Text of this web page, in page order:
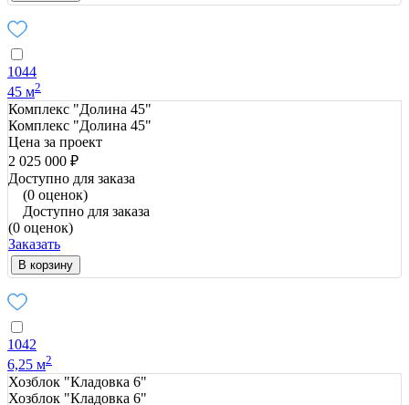
1044
45 м2
Комплекс "Долина 45"
Комплекс "Долина 45"
Цена за проект
2 025 000 ₽
Доступно для заказа
(0 оценок)
Доступно для заказа
(0 оценок)
Заказать
В корзину
1042
6,25 м2
Хозблок "Кладовка 6"
Хозблок "Кладовка 6"